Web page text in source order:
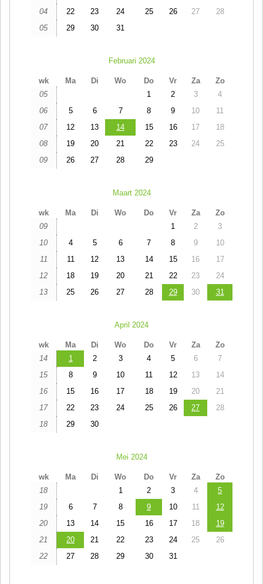
04
22 23 24 25 26 27
28
05
29 30 31
Februari 2024
wk Ma Di Wo Do Vr Za
Zo
05
1 2 3
4
06
5 6 7 8 9 10
11
07
12 13 14 15 16 17
18
08
19 20 21 22 23 24
25
09
26 27 28 29
Maart 2024
wk Ma Di Wo Do Vr Za
Zo
09
1 2
3
10
4 5 6 7 8 9
10
11
11 12 13 14 15 16
17
12
18 19 20 21 22 23
24
13
25 26 27 28 29 30 31
April 2024
wk Ma Di Wo Do Vr Za
Zo
14
1 2 3 4 5 6
7
15
8 9 10 11 12 13
14
16
15 16 17 18 19 20
21
17
22 23 24 25 26 27
28
18
29 30
Mei 2024
wk Ma Di Wo Do Vr Za
Zo
18
1 2 3 4
5
19
6 7 8 9 10 11
12
20
13 14 15 16 17 18
19
21
20 21 22 23 24 25
26
22
27 28 29 30 31